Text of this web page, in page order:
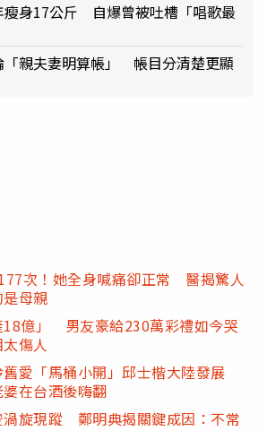
瘦身17公斤 自爆曾被吐槽「唱歌最
「親夫妻明算帳」 帳目分清楚更顯
次！她全身喊痛卻正常 醫揭驚人
母親
18億」 男友豪給230萬彩禮如今哭
傷人
愛「馬桶小開」邱士楷大陸發展
婆在台酒後嗨翻
渦旋現蹤 鄭明典揭關鍵成因：不常